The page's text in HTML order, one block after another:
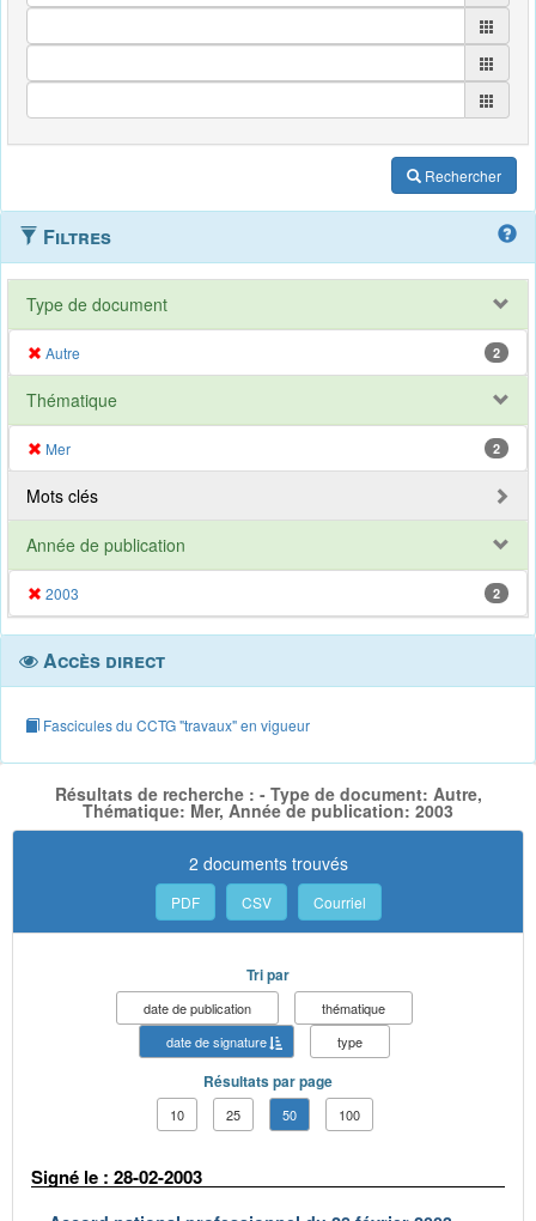
Rechercher
Filtres
Type de document
Autre 2
Thématique
Mer 2
Mots clés
Année de publication
2003 2
Accès direct
Fascicules du CCTG "travaux" en vigueur
Résultats de recherche : - Type de document: Autre,
Thématique: Mer, Année de publication: 2003
2 documents trouvés
PDF CSV Courriel
Tri par
date de publication
thématique
date de signature
type
Résultats par page
10 25 50 100
Signé le : 28-02-2003